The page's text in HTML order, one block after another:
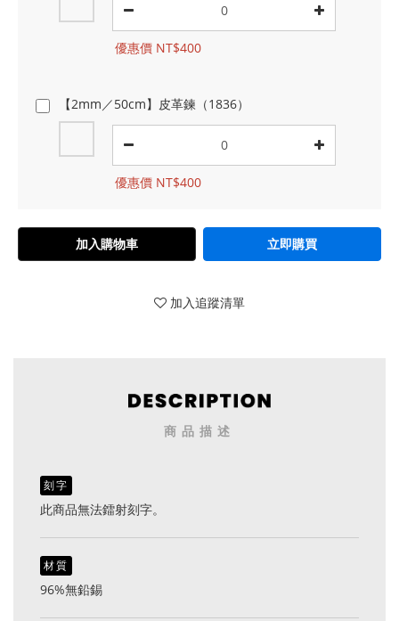
優惠價 NT$400
【2mm／50cm】皮革鍊（1836）
優惠價 NT$400
加入購物車 立即購買
加入追蹤清單
商品描述
刻字
此商品無法鐳射刻字。
材質
96%無鉛錫